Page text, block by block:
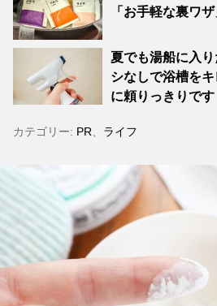
「お手軽な裏ワ
夏でも湯船に入
シなしで浴槽をキ
に頼りっきりです
カテゴリー: PR ライフ